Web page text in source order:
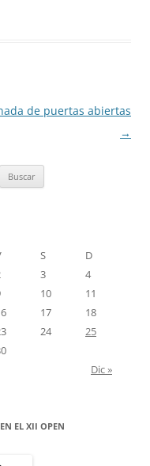
de puertas abiertas
→
S
D
3
4
10
11
17
18
24
25
Dic »
EL XII OPEN